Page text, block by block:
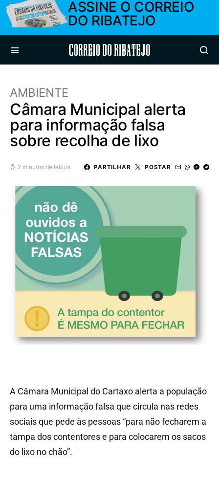
ASSINE O CORREIO
DO RIBATEJO
Correio do Ribatejo
AMBIENTE
Câmara Municipal alerta
para informação falsa
sobre recolha de lixo
2 minutos de leitura PARTILHAR POSTAR
A Câmara Municipal do Cartaxo alerta a população
para uma informação falsa que circula nas redes
sociais que pede às pessoas “para não fecharem a
tampa dos contentores e para colocarem os sacos
do lixo no chão”.